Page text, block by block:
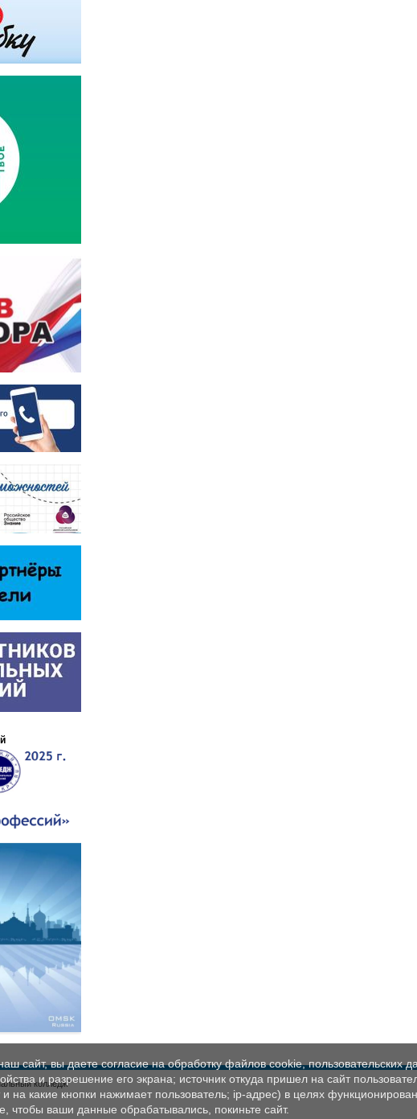
колледж"
сайт, вы даете согласие на обработку файлов cookie,
и разрешение его экрана; источник откуда пришел на сайт
на какие кнопки нажимает пользователь; ip-адрес) в целях
чтобы ваши данные обрабатывались, покиньте сайт.